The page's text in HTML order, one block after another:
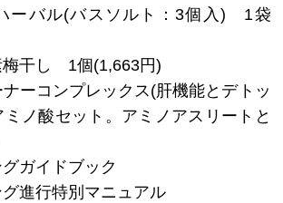
ーバル(バスソルト：3個入) 1袋
梅干し 1個(1,663円)
ナーコンプレックス(肝機能とデトッ
ノ酸セット。アミノアスリートと
ガイドブック
グ進行特別マニュアル